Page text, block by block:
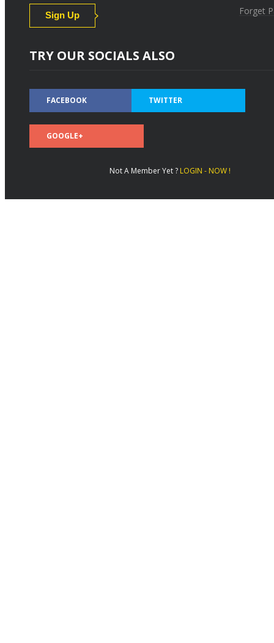
Forget
TRY OUR SOCIALS ALSO
FACEBOOK TWITTER
GOOGLE+
Not A Member Yet ? LOGIN - NOW !